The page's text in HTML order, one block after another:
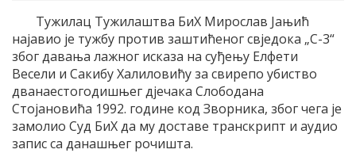
Тужилац Тужилаштва БиХ Мирослав Јањић
најавио је тужбу против заштићеног свједока „С-3“
због давања лажног исказа на суђењу Елфети
Весели и Сакибу Халиловићу за свирепо убиство
дванаестогодишњег дјечака Слободана
Стојановића 1992. године код Зворника, због чега је
замолио Суд БиХ да му доставе транскрипт и аудио
запис са данашњег рочишта.